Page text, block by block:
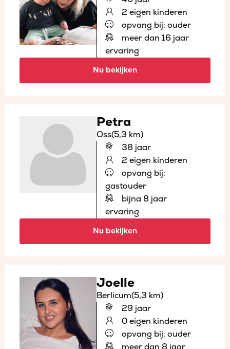
2 eigen kinderen
opvang bij: ouder
meer dan 16 jaar
ervaring
Nu bekijken
Petra
Oss(5,3 km)
38 jaar
2 eigen kinderen
opvang bij:
gastouder
bijna 8 jaar
ervaring
Nu bekijken
Joelle
Berlicum(5,3 km)
29 jaar
0 eigen kinderen
opvang bij: ouder
meer dan 8 jaar